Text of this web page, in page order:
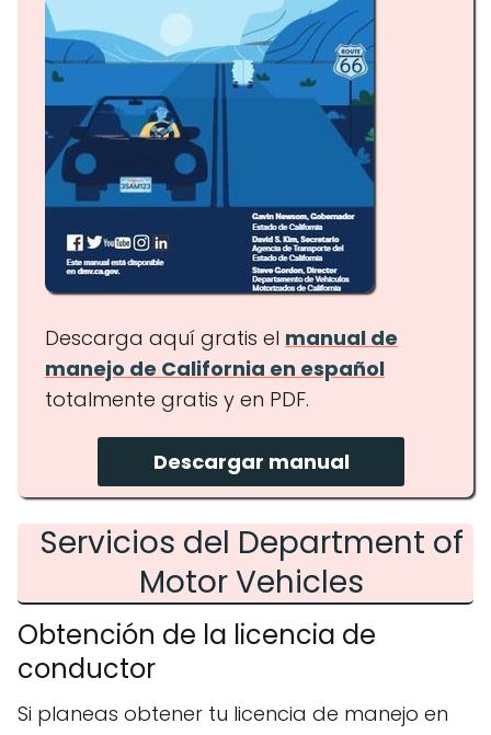
Descarga aquí gratis el manual de
manejo de California en español
totalmente gratis y en PDF.
Descargar manual
Servicios del Department of
Motor Vehicles
Obtención de la licencia de
conductor
Si planeas obtener tu licencia de manejo en